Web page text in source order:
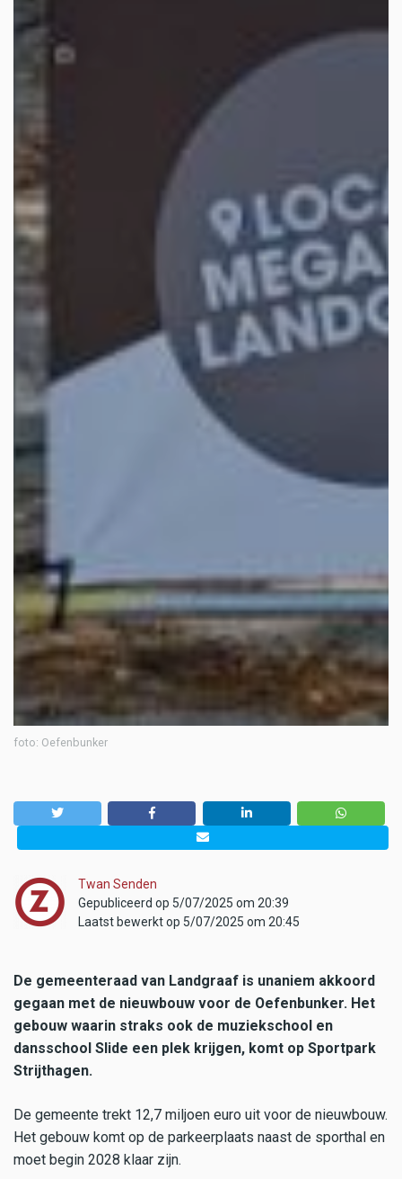
foto: Oefenbunker
Twan Senden
Gepubliceerd op 5/07/2025 om 20:39
Laatst bewerkt op 5/07/2025 om 20:45
De gemeenteraad van Landgraaf is unaniem akkoord
gegaan met de nieuwbouw voor de Oefenbunker. Het
gebouw waarin straks ook de muziekschool en
dansschool Slide een plek krijgen, komt op Sportpark
Strijthagen.
De gemeente trekt 12,7 miljoen euro uit voor de nieuwbouw.
Het gebouw komt op de parkeerplaats naast de sporthal en
moet begin 2028 klaar zijn.